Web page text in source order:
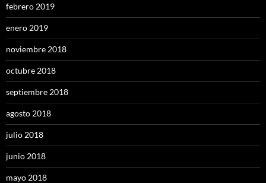
febrero 2019
enero 2019
noviembre 2018
octubre 2018
septiembre 2018
agosto 2018
julio 2018
junio 2018
mayo 2018